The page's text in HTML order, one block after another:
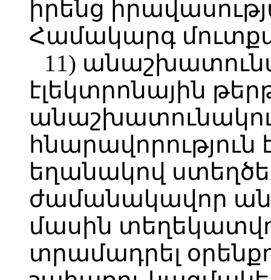
իրենց
Համակարգ
11)
էլեկտրոնային
հնարավորություն
եղանակով
ժամանակավոր
մասին
տրամադրել